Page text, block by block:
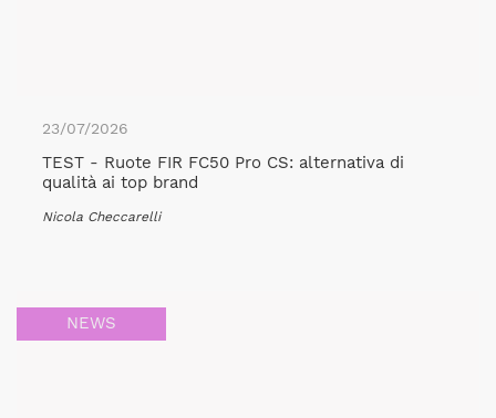
23/07/2026
TEST - Ruote FIR FC50 Pro CS: alternativa di
qualità ai top brand
Nicola Checcarelli
NEWS